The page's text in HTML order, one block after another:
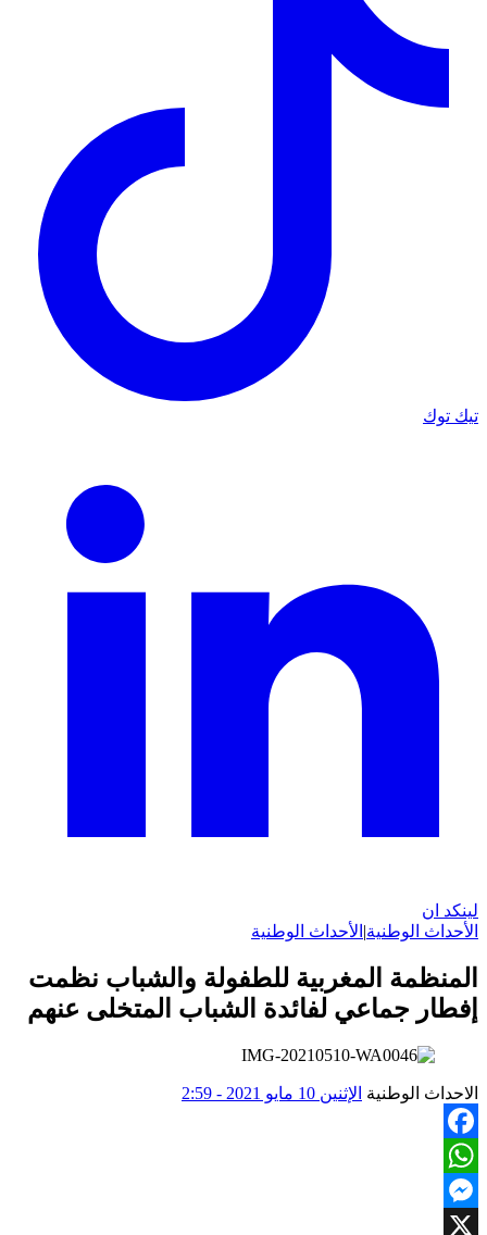
تيك توك
لينكد ان
الأحداث الوطنية| الأحداث الوطنية
المنظمة المغربية للطفولة والشباب نظمت
إفطار جماعي لفائدة الشباب المتخلى عنهم
الاحداث الوطنية الإثنين 10 مايو 2021 - 2:59
Facebook
WhatsApp
Messenger